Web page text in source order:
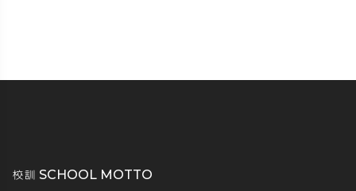
校訓 SCHOOL MOTTO